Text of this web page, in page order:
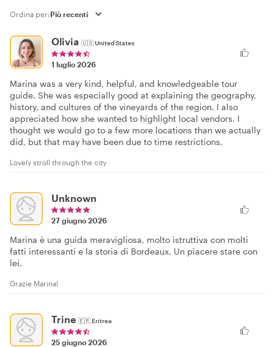
Ordina per:
Olivia 🇺🇸United States
1 luglio 2026
Marina was a very kind, helpful, and knowledgeable tour
guide. She was especially good at explaining the geography,
history, and cultures of the vineyards of the region. I also
appreciated how she wanted to highlight local vendors. I
thought we would go to a few more locations than we actually
did, but that may have been due to time restrictions.
Lovely stroll through the city
Unknown
27 giugno 2026
Marina è una guida meravigliosa, molto istruttiva con molti
fatti interessanti e la storia di Bordeaux. Un piacere stare con
lei.
Grazie Marina!
Trine 🇪🇷Eritrea
25 giugno 2026